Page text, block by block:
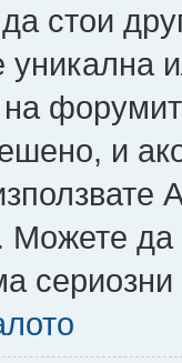
стои
уникална
и
Можете да
сериозни